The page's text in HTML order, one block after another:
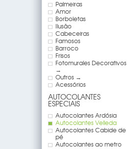
Palmeiras
Amor
Borboletas
Ilusão
Cabeceiras
Famosos
Barroco
Frisos
Fotomurales Decorativos
→
Outros →
Acessórios
AUTOCOLANTES
ESPECIAIS
Autocolantes Ardósia
Autocolantes Velleda
Autocolantes Cabide de
pé
Autocolantes ao metro